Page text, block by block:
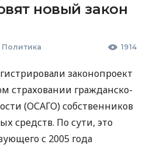
новый закон
Политика 1914
законопроект
страховании гражданско-
(ОСАГО) собственников
средств. По сути, это
с 2005 года